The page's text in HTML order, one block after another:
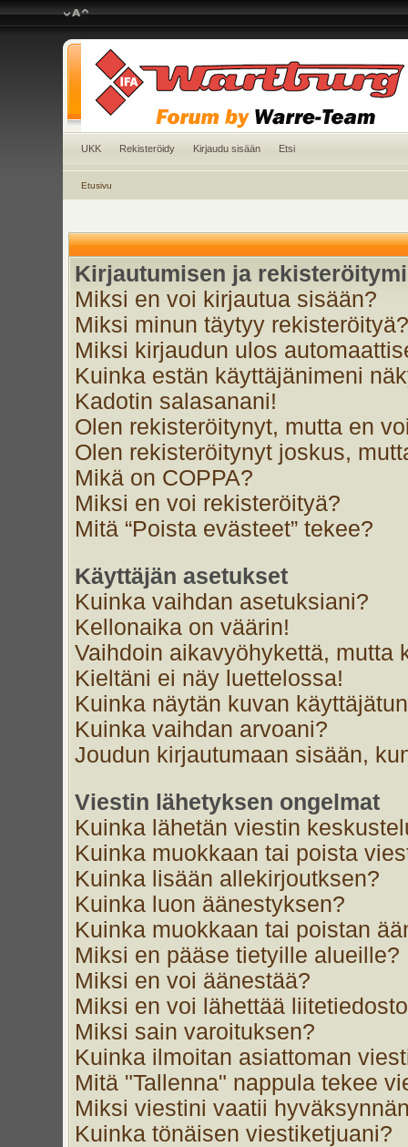
UKK Rekisteröidy Kirjaudu sisään Etsi
Etusivu
Kirjautumisen ja
Miksi en voi kirjautua sisään?
Miksi minun täytyy rekisteröityä?
Miksi kirjaudun ulos
Kuinka estän käyttäjänimeni
Kadotin salasanani!
Olen rekisteröitynyt, mutta en
Olen rekisteröitynyt joskus,
Mikä on COPPA?
Miksi en voi rekisteröityä?
Mitä “Poista evästeet” tekee?
Käyttäjän asetukset
Kuinka vaihdan asetuksiani?
Kellonaika on väärin!
Vaihdoin aikavyöhykettä, mutta
Kieltäni ei näy luettelossa!
Kuinka näytän kuvan
Kuinka vaihdan arvoani?
Joudun kirjautumaan sisään,
Viestin lähetyksen ongelmat
Kuinka lähetän viestin
Kuinka muokkaan tai poista
Kuinka lisään allekirjoutksen?
Kuinka luon äänestyksen?
Kuinka muokkaan tai poistan
Miksi en pääse tietyille alueille?
Miksi en voi äänestää?
Miksi en voi lähettää
Miksi sain varoituksen?
Kuinka ilmoitan asiattoman
Mitä "Tallenna" nappula tekee
Miksi viestini vaatii
Kuinka tönäisen viestiketjuani?